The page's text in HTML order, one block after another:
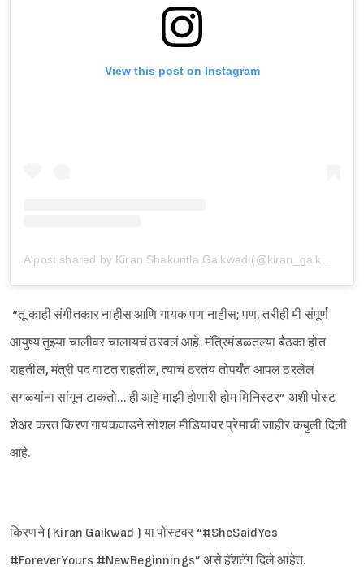
View this post on Instagram
A post shared by Kiran Shakuntla Gaikwad (@kiran_gaikwad12)
“तू काही संगीतकार नाहीस आणि गायक पण नाहीस; पण, तरीही मी संपूर्ण
आयुष्य तुझ्या चालीवर चालायचं ठरवलं आहे. मंत्रिमंडळतल्या बैठका होत
राहतील, मंत्री पद वाटत राहतील, त्यांचं ठरतंय तोपर्यंत आपलं ठरलेलं
सगळ्यांना सांगून टाकतो… ही आहे माझी होणारी होम मिनिस्टर” अशी पोस्ट
शेअर करत किरण गायकवाडने सोशल मीडियावर प्रेमाची जाहीर कबुली दिली
आहे.
किरणने ( Kiran Gaikwad ) या पोस्टवर “#SheSaidYes
#ForeverYours #NewBeginnings” असे हॅशटॅग दिले आहेत.